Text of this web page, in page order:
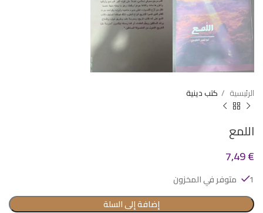
الرئيسية كتب دينية
اللمع
7,49€
1 متوفر في المخزون
إضافة إلى السلة